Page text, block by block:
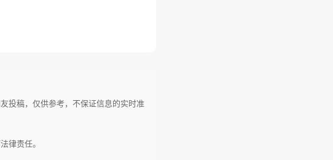
投稿，仅供参考，不保证信息的实时准
律责任。